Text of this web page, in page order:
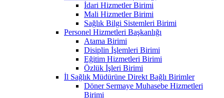
İdari Hizmetler Birimi
Mali Hizmetler Birimi
Sağlık Bilgi Sistemleri Birimi
Personel Hizmetleri Başkanlığı
Atama Birimi
Disiplin İşlemleri Birimi
Eğitim Hizmetleri Birimi
Özlük İşleri Birimi
İl Sağlık Müdürüne Direkt Bağlı Birimler
Döner Sermaye Muhasebe Hizmetleri
Birimi